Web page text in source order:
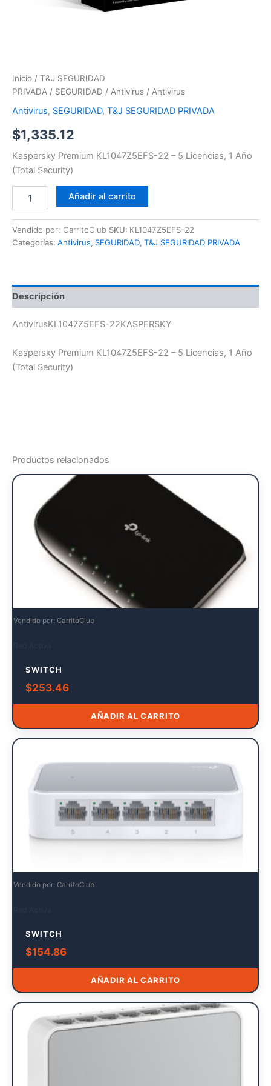
Inicio / T&J SEGURIDAD
PRIVADA / SEGURIDAD / Antivirus / Antivirus
Antivirus, SEGURIDAD, T&J SEGURIDAD PRIVADA
$1,335.12
Kaspersky Premium KL1047Z5EFS-22 – 5 Licencias, 1 Año
(Total Security)
Añadir al carrito
Vendido por: CarritoClub SKU: KL1047Z5EFS-22
Categorías: Antivirus, SEGURIDAD, T&J SEGURIDAD PRIVADA
Descripción
AntivirusKL1047Z5EFS-22KASPERSKY
Kaspersky Premium KL1047Z5EFS-22 – 5 Licencias, 1 Año
(Total Security)
Productos relacionados
Vendido por: CarritoClub
SWITCH
$253.46
AÑADIR AL CARRITO
Vendido por: CarritoClub
SWITCH
$154.86
AÑADIR AL CARRITO